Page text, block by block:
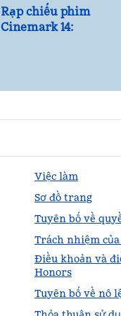
Rạp chiếu phim
Cinemark 14:
Việc làm
Sơ đồ trang
Tuyên bố về
Trách nhiệm
Điều khoản và
Honors
Tuyên bố về nô